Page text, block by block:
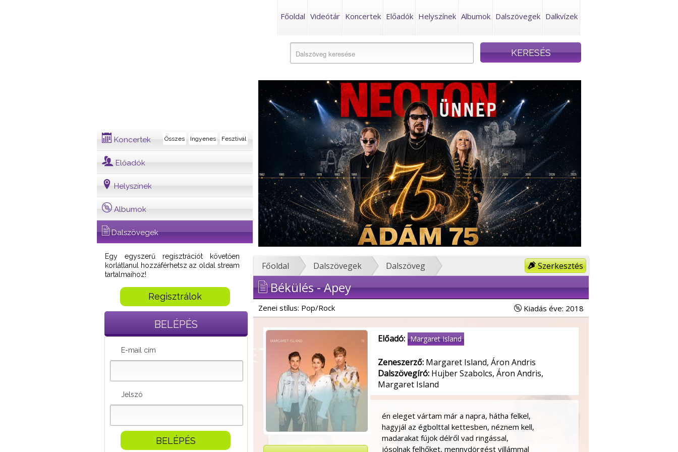
Főoldal Videótár Koncertek Előadók Helyszínek Albumok Dalszövegek Dalkvízek
Koncertek Fesztivál
Ingyenes
Összes
Előadók
Helyszínek
Albumok
Dalszövegek
Egy egyszerű regisztrációt követően
korlátlanul hozzáférhetsz az oldal stream
tartalmaihoz!
Regisztrálok
BELÉPÉS
E-mail cím
Jelszó
Szerkesztés
Főoldal Dalszövegek Dalszöveg
Békülés - Apey
Zenei stílus: Pop/Rock Kiadás éve: 2018
Előadó: Margaret Island
Zeneszerző: Margaret Island, Áron Andris
Dalszövegíró: Hujber Szabolcs, Áron Andris,
Margaret Island
én eleget vártam már a napra, hátha felkel,
hagyjál az égbolttal kettesben, néznem kell,
madarakat fújok délről vad ringással,
jósolnak felhőket, mennydörgést villámmal